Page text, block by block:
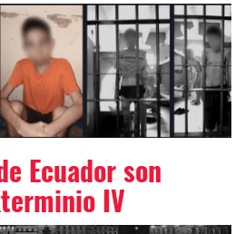
Ecuador son
IV